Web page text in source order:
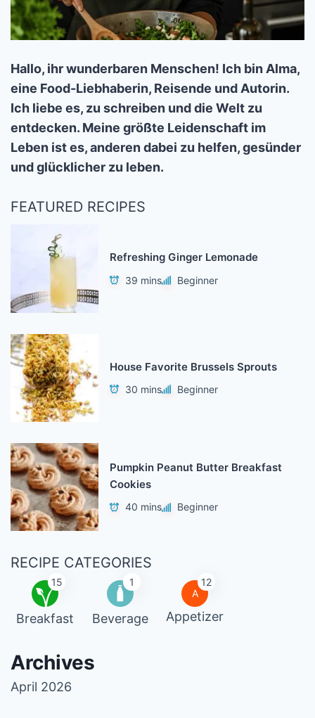
Hallo, ihr wunderbaren Menschen! Ich bin Alma,
eine Food-Liebhaberin, Reisende und Autorin.
Ich liebe es, zu schreiben und die Welt zu
entdecken. Meine größte Leidenschaft im
Leben ist es, anderen dabei zu helfen, gesünder
und glücklicher zu leben.
FEATURED RECIPES
Refreshing Ginger Lemonade
39 mins Beginner
House Favorite Brussels Sprouts
30 mins Beginner
Pumpkin Peanut Butter Breakfast
Cookies
40 mins Beginner
RECIPE CATEGORIES
15
Breakfast
1
Beverage
A
12
Appetizer
Archives
April 2026